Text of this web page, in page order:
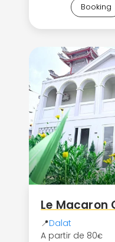
Booking
Le Macaron
📍Dalat
A partir de 80€